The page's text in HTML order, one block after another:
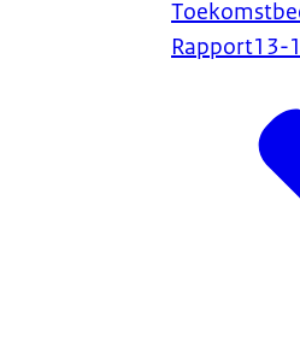
Rapport13-